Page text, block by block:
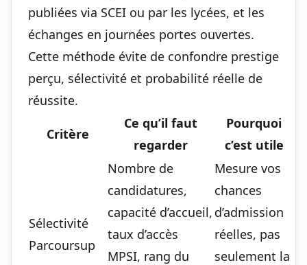
publiées via SCEI ou par les lycées, et les
échanges en journées portes ouvertes.
Cette méthode évite de confondre prestige
perçu, sélectivité et probabilité réelle de
réussite.
Critère
Ce qu’il faut
regarder
Pourquoi
c’est utile
Sélectivité
Parcoursup
Nombre de
candidatures,
capacité d’accueil,
taux d’accès
MPSI, rang du
Mesure vos
chances
d’admission
réelles, pas
seulement la